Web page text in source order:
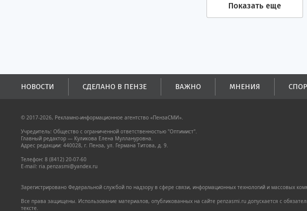
Показать еще
НОВОСТИ СДЕЛАНО В ПЕНЗЕ ВАЖНО МНЕНИЯ
© 2017-2026, Рекламно-информационное агентство «ПензаСМИ».
Учредитель: Общество с ограниченной ответственностью "Оптимист".
Главный редактор — Куликова Елена Муллануровна.
Адрес редакции: 440028, г. Пенза, ул. Германа Титова, д. 9.
Телефон: 8 (8412) 20-07-60
E-mail: ria.penzasmi@yandex.ru
Зарегистрировано Федеральной службой по надзору в сфере связи, информационных технологий и массовых
Все права защищены. Использование материалов, опубликованных на сайте penzasmi.ru допускается с
тексте.